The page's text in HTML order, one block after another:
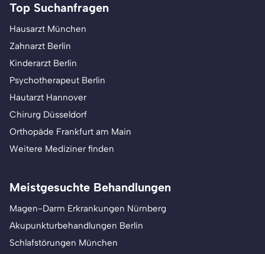
Top Suchanfragen
Hausarzt München
Zahnarzt Berlin
Kinderarzt Berlin
Psychotherapeut Berlin
Hautarzt Hannover
Chirurg Düsseldorf
Orthopäde Frankfurt am Main
Weitere Mediziner finden
Meistgesuchte Behandlungen
Magen-Darm Erkrankungen Nürnberg
Akupunkturbehandlungen Berlin
Schlafstörungen München